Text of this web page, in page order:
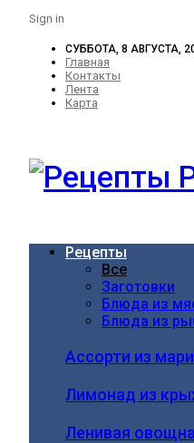
Sign in
СУББОТА, 8 АВГУСТА,
Главная
Контакты
Лента
Карта
Рецепты
Все
Заготовки
Блюда из
Блюда из
Ассорти из
Лимонад из
Ленивая